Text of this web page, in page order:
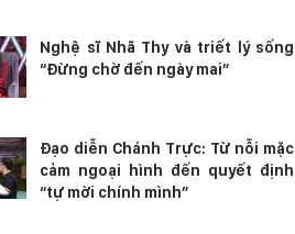
Nghệ sĩ Nhã Thy và triết lý sống
“Đừng chờ đến ngày mai”
Đạo diễn Chánh Trực: Từ nỗi mặc
cảm ngoại hình đến quyết định
“tự mời chính mình”